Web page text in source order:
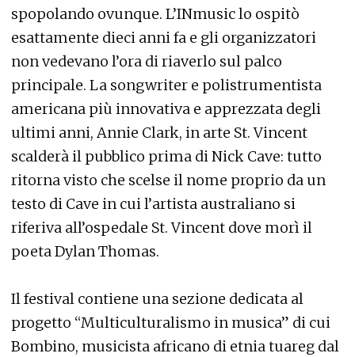
spopolando ovunque. L’INmusic lo ospitò
esattamente dieci anni fa e gli organizzatori
non vedevano l’ora di riaverlo sul palco
principale. La songwriter e polistrumentista
americana più innovativa e apprezzata degli
ultimi anni, Annie Clark, in arte St. Vincent
scalderà il pubblico prima di Nick Cave: tutto
ritorna visto che scelse il nome proprio da un
testo di Cave in cui l’artista australiano si
riferiva all’ospedale St. Vincent dove morì il
poeta Dylan Thomas.
Il festival contiene una sezione dedicata al
progetto “Multiculturalismo in musica” di cui
Bombino, musicista africano di etnia tuareg dal